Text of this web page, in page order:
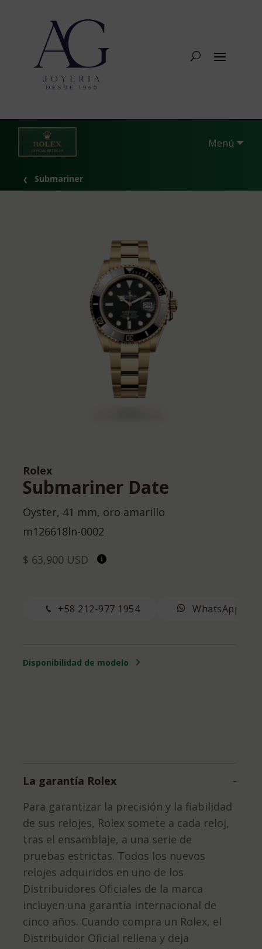
Menú
Submariner
Rolex
Submariner Date
Oyster, 41 mm, oro amarillo
m126618ln-0002
$ 63,900 USD
+58 212-977 1954 WhatsApp
Disponibilidad de modelo
La garantía Rolex –
Para garantizar la precisión y la fiabilidad
de sus relojes, Rolex somete a cada reloj,
tras el ensamblaje, a una serie de
pruebas estrictas. Todos los nuevos
relojes adquiridos en uno de los
Distribuidores Oficiales de la marca
incluyen una garantía internacional de
cinco años. Cuando compra un Rolex, el
Distribuidor Oficial rellena y deja